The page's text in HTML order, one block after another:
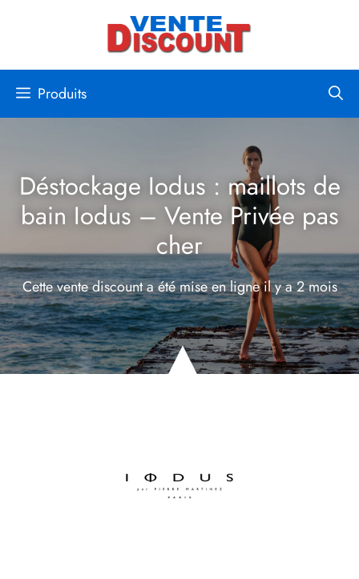
Produits
Déstockage Iodus : maillots de
bain Iodus – Vente Privée pas
cher
Cette vente discount a été mise en ligneil y a 2 mois